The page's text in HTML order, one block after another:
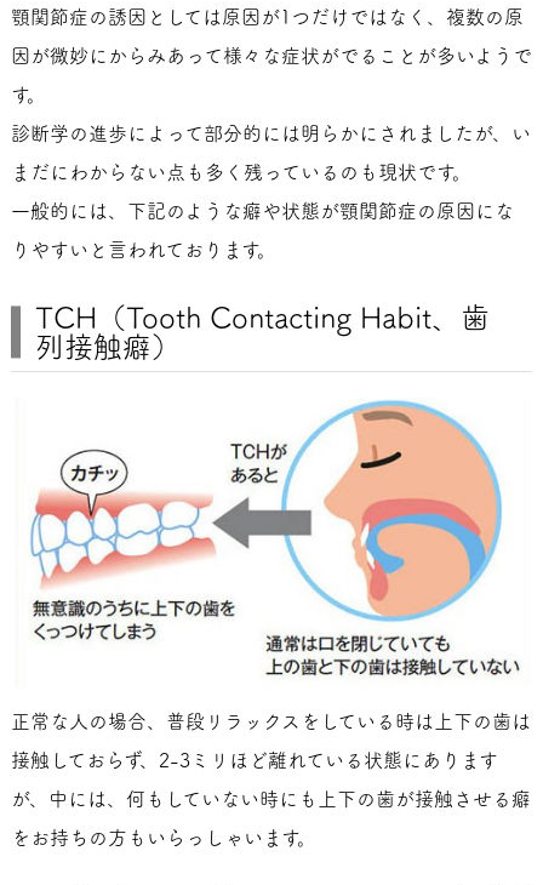
顎関節症の誘因としては原因が1つだけではなく、複数の原
因が微妙にからみあって様々な症状がでることが多いようで
す。
診断学の進歩によって部分的には明らかにされましたが、い
まだにわからない点も多く残っているのも現状です。
一般的には、下記のような癖や状態が顎関節症の原因にな
りやすいと言われております。
TCH（Tooth Contacting Habit、歯
列接触癖）
正常な人の場合、普段リラックスをしている時は上下の歯は
接触しておらず、2-3ミリほど離れている状態にあります
が、中には、何もしていない時にも上下の歯が接触させる癖
をお持ちの方もいらっしゃいます。